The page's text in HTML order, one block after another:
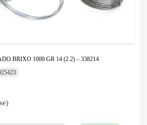
BRIXO 1000 GR 14 (2.2) – 338214